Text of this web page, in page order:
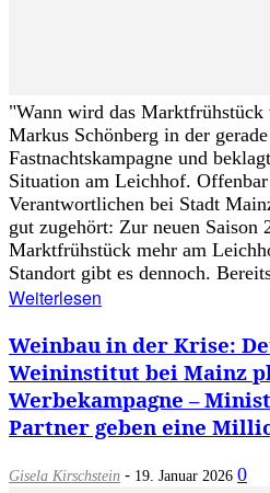
"Wann wird das
Markus Schönberg in der
Fastnachtskampagne und
Situation am Leichhof.
Verantwortlichen bei Stadt
gut zugehört: Zur neuen Saison
Marktfrühstück mehr am
Standort gibt es dennoch.
Weiterlesen
Weinbau in der Krise:
Weininstitut bei Mainz
Werbekampagne –
Partner geben eine
Gisela Kirschstein - 19. Januar 2026 0